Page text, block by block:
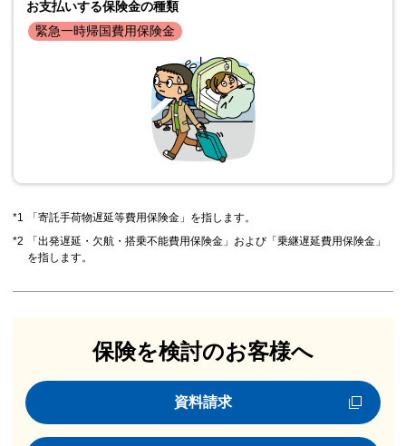
お支払いする保険金の種類
緊急一時帰国費用保険金
*1
「寄託手荷物遅延等費用保険金」を指します。
*2
「出発遅延・欠航・搭乗不能費用保険金」および「乗継遅延費用保険金」
を指します。
保険を検討のお客様へ
資料請求